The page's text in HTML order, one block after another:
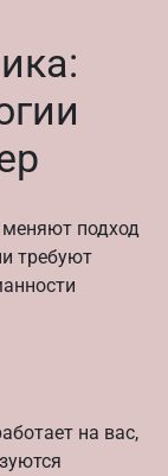
меняют подход
требуют
на вас,